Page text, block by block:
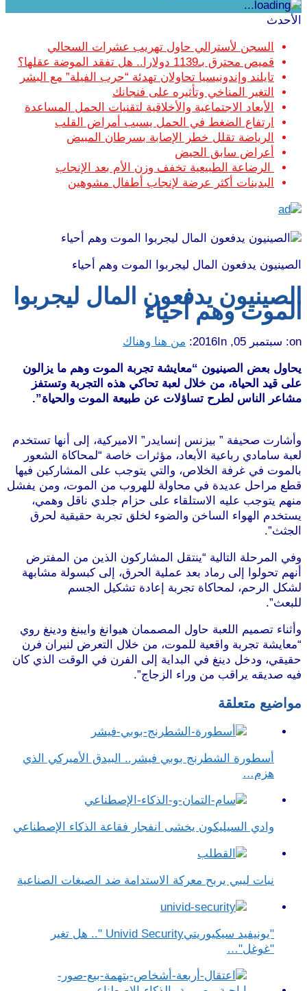
الأحدث
السجن لأسترالي حاول تهريب عشرات السحالي
قميص محترق بـ1139 دولارا.. هل تفقد الموضة عقلها؟
تايلند وإندونيسيا تحاولان تهدئة “حرب الفيلة” مع البشر
التغير المناخي وتأثيره على فنجانك
الأبعاد الاجتماعية والأخلاقية لتقنيات الحمل المساعدة
ارتفاع الضغط في الحمل يسبب أمراض القلب
الرياضة تقلل خطر الإصابة بسرطان المبيض
أعراض سابق الحيض
الرضاعة الطبيعية تخفف وزن الأم بعد الإنجاب
البدينات أكثر عرضة لإنجاب أطفال مشوهين
الصينيون يدفعون المال ليجربوا الموت وهم أحياء
الصينيون يدفعون المال ليجربوا
الموت وهم أحياء
on: سبتمبر 05, 2016 In: من هنا وهناك
يحاول بعض الصينيون “معايشة تجربة الموت وهم ما يزالون
على قيد الحياة، من خلال لعبة تحاكي هذه التجربة وتستفز
مشاعر الناس لطرح تساؤلات عن طبيعة الموت والحياة”.
وأشارت صحيفة ” بيزنس إنسايدر” الاميركية، إلى أنها تستخدم
لعبة سامادي رباعية الأبعاد، مؤثرات خاصة “لمحاكاة الشعور
بالموت في غرفة الخلاص، والتي يتوجب على المشاركين فيها
قطع مراحل عديدة في محاولة للهروب من الموت، ومن يفشل
منهم يتوجب عليه الاستلقاء على حزام جلدي ناقل وهمي،
يستخدم الهواء الساخن والضوء لخلق تجربة حقيقية لحرق
الجثث”.
وفي المرحلة التالية “ينتقل المشاركون الذين من المفترض
أنهم تحولوا إلى رماد بعد عملية الحرق، إلى كبسولة مشابهة
لشكل الرحم، لمحاكاة تجربة إعادة تشكيل الجسم
للبعث”.
وأثناء تصميم اللعبة حاول المصممان هيوانغ وايبنغ ودينغ روي
“معايشة تجربة واقعية للموت، من خلال التعرض لنيران فرن
حقيقي، ودخل دينغ في البداية إلى الفرن في الوقت الذي كان
فيه صديقه يراقب من وراء الزجاج”.
مواضيع متعلقة
أسطورة الشطرنج بوبي فيشر.. البيدق الأميركي الذي
هزم…
وادي السيليكون يخشى انفجار فقاعة الذكاء الإصطناعي
نبات ليبي يربح معركة الاستدامة ضد الصبغات الصناعية
"يونيفيد سيكيوريتيUnivid Security ".. هل تغير
"غوغل"…